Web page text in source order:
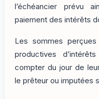
l’échéancier prévu
paiement des intérêts
Les sommes
productives
compter du jour de
le prêteur ou imputées